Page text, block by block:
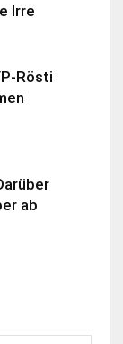
Irre
Rösti
ab